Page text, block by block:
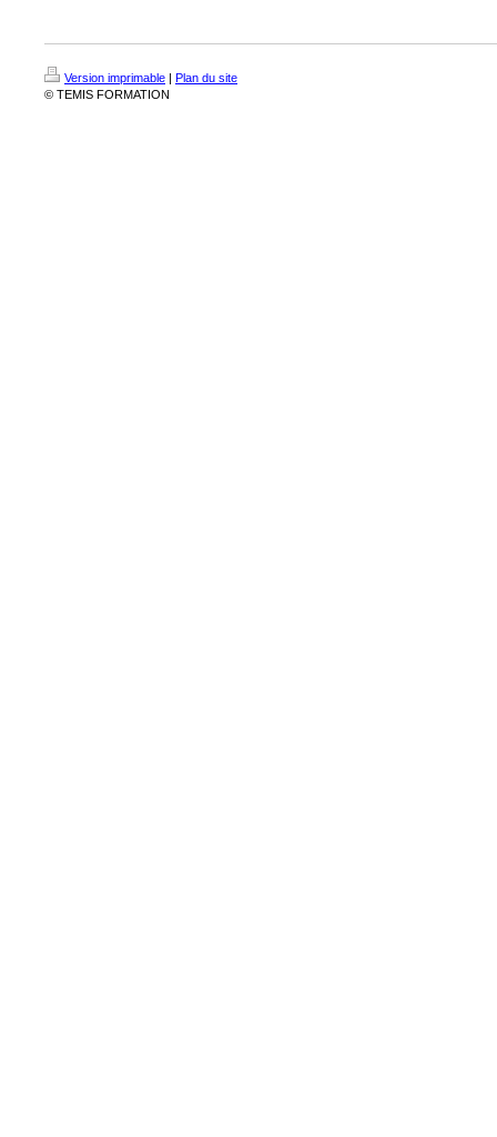
Version imprimable | Plan du site
© TEMIS FORMATION